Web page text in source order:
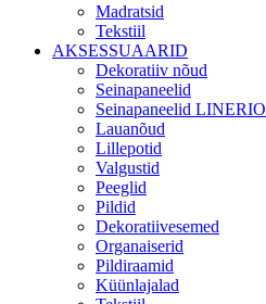
Madratsid
Tekstiil
AKSESSUAARID
Dekoratiiv nõud
Seinapaneelid
Seinapaneelid LINERIO
Lauanõud
Lillepotid
Valgustid
Peeglid
Pildid
Dekoratiivesemed
Organaiserid
Pildiraamid
Küünlajalad